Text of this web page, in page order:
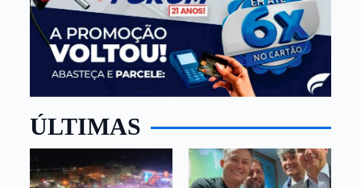
ÚLTIMAS